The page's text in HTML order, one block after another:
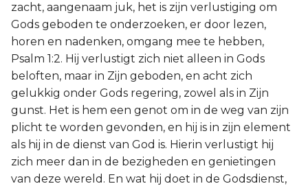
zacht, aangenaam juk, het is zijn verlustiging om
Gods geboden te onderzoeken, er door lezen,
horen en nadenken, omgang mee te hebben,
Psalm 1:2. Hij verlustigt zich niet alleen in Gods
beloften, maar in Zijn geboden, en acht zich
gelukkig onder Gods regering, zowel als in Zijn
gunst. Het is hem een genot om in de weg van zijn
plicht te worden gevonden, en hij is in zijn element
als hij in de dienst van God is. Hierin verlustigt hij
zich meer dan in de bezigheden en genietingen
van deze wereld. En wat hij doet in de Godsdienst,